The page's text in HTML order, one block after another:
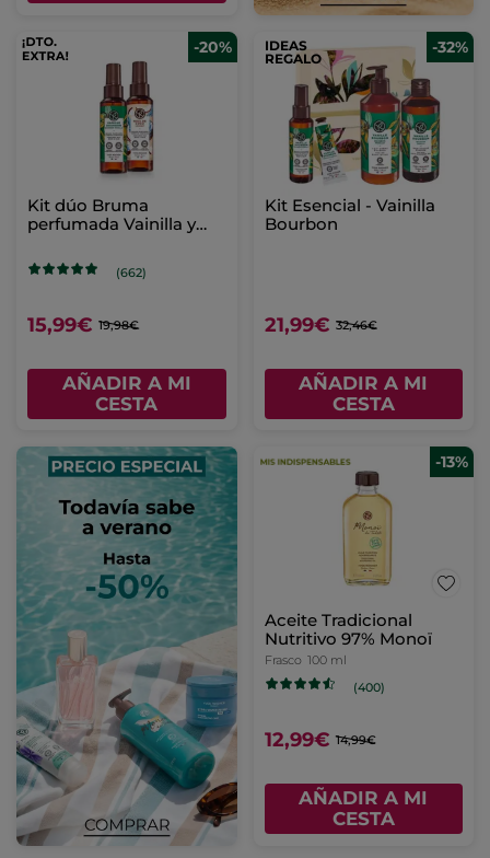
-20%
Kit dúo Bruma
perfumada Vainilla y
(662)
15,99€ 19,98€
AÑADIR A MI
CESTA
IDEAS
REGALO
-32%
Kit Esencial - Vainilla
Bourbon
21,99€ 32,46€
AÑADIR A MI
CESTA
-13%
Aceite Tradicional
Nutritivo 97% Monoï
Frasco 100 ml
(400)
12,99€ 14,99€
AÑADIR A MI
CESTA